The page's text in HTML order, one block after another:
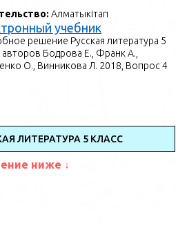
Алматыкітап
учебник
решение Русская литература 5
авторов Бодрова Е., Франк А.,
О., Винникова Л. 2018, Вопрос 4
ЛИТЕРАТУРА 5 КЛАСС
ниже ↓